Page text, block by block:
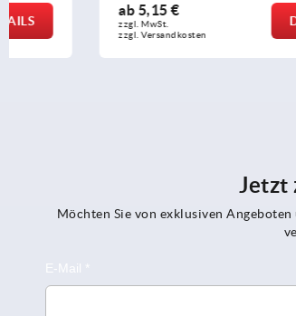
5,15 €
zzgl. MwSt.
zzgl. Versandkosten
Jetzt
Möchten Sie von exklusiven